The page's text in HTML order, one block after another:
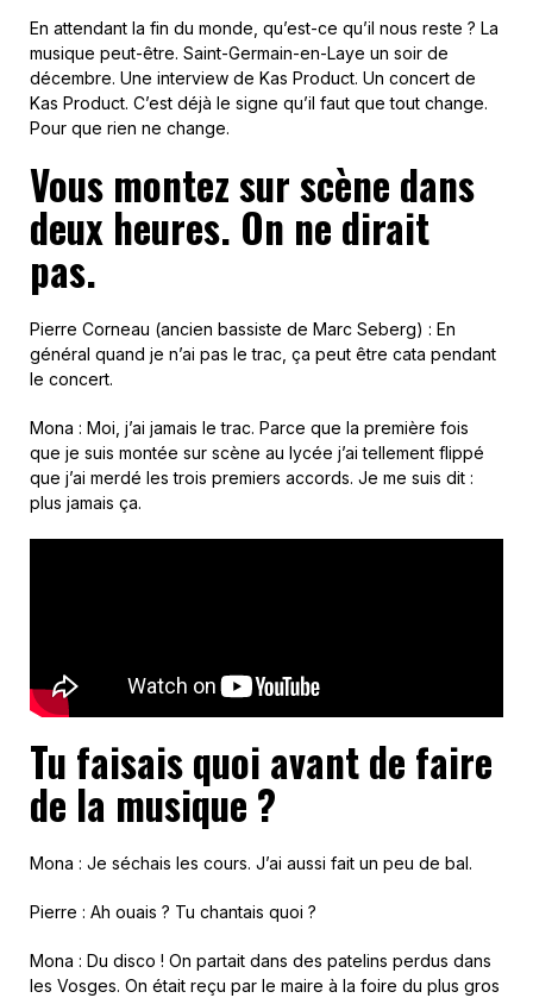
En attendant la fin du monde, qu’est-ce qu’il nous reste ? La
musique peut-être. Saint-Germain-en-Laye un soir de
décembre. Une interview de Kas Product. Un concert de
Kas Product. C’est déjà le signe qu’il faut que tout change.
Pour que rien ne change.
Vous montez sur scène dans
deux heures. On ne dirait
pas.
Pierre Corneau (ancien bassiste de Marc Seberg) : En
général quand je n’ai pas le trac, ça peut être cata pendant
le concert.
Mona : Moi, j’ai jamais le trac. Parce que la première fois
que je suis montée sur scène au lycée j’ai tellement flippé
que j’ai merdé les trois premiers accords. Je me suis dit :
plus jamais ça.
Tu faisais quoi avant de faire
de la musique ?
Mona : Je séchais les cours. J’ai aussi fait un peu de bal.
Pierre : Ah ouais ? Tu chantais quoi ?
Mona : Du disco ! On partait dans des patelins perdus dans
les Vosges. On était reçu par le maire à la foire du plus gros